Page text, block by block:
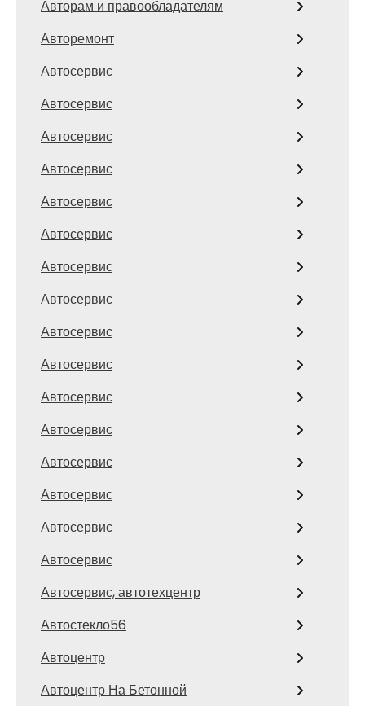
Авторам и правообладателям
Авторемонт
Автосервис
Автосервис
Автосервис
Автосервис
Автосервис
Автосервис
Автосервис
Автосервис
Автосервис
Автосервис
Автосервис
Автосервис
Автосервис
Автосервис
Автосервис
Автосервис
Автосервис, автотехцентр
Автостекло56
Автоцентр
Автоцентр На Бетонной